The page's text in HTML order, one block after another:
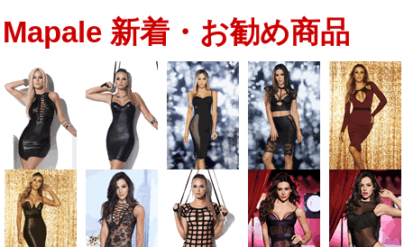
Mapale 新着・お勧め商品